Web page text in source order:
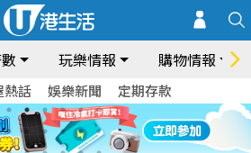
玩樂情報 購物情報
熱話 娛樂新聞 定期存款